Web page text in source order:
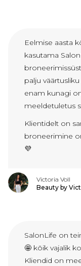
Eelmise aasta
kasutama
palju
enam kunagi
meeldetuletus
Klientidelt on
broneerimine
💜
Victoria Voll
Beauty by
SalonLife on
🤩 kõik vajalik
Kliendid on